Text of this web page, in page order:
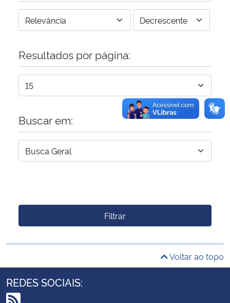
Banco Central do Brasil
PlanaltoResultados por página:
Buscar em:
Filtrar
Voltar ao topo
REDES SOCIAIS: